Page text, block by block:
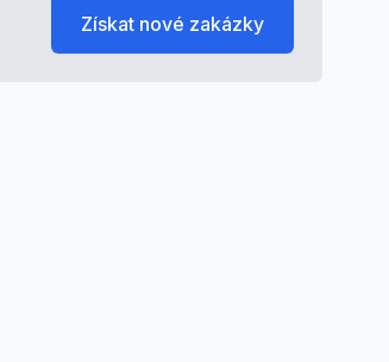
Získat nové zakázky